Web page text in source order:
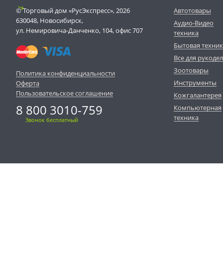
© Торговый дом «РусЭкспресс», 2026
630048, Новосибирск,
ул. Немировича-Данченко, 104, офис 707
Политика конфиденциальности
Оферта
Пользовательское соглашение
8 800 3010-759
Звонок бесплатный
Автотовары
Аудио-Видео
техника
Бытовая
Все для
Зоотовары
Инструменты
Кожгалантерея
Компьютерная
техника